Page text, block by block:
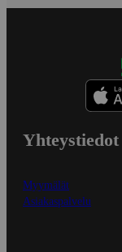
Yhteystiedot
Myymälät
Asiakaspalvelu